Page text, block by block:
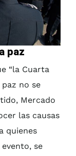
paz
“la Cuarta
no se
Mercado
las causas
quienes
se